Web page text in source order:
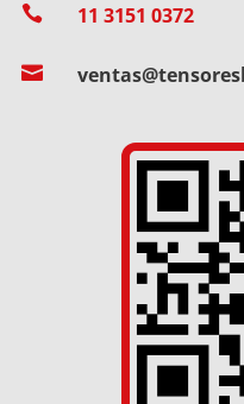
 11 3151 0372
